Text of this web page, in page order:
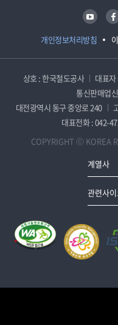
개인정보처리방침
유튜브 페이스북
상호 : 한국철도공사 대표자
통신판매업
대전광역시 동구 중앙로 240
대표전화 : 042-
COPYRIGHT ⓒ KOREA
계열사
관련사이